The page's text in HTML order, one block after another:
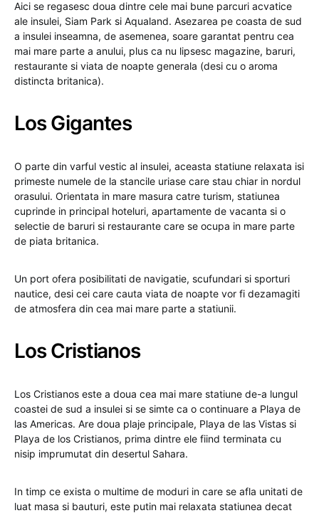
Aici se regasesc doua dintre cele mai bune parcuri acvatice
ale insulei, Siam Park si Aqualand. Asezarea pe coasta de sud
a insulei inseamna, de asemenea, soare garantat pentru cea
mai mare parte a anului, plus ca nu lipsesc magazine, baruri,
restaurante si viata de noapte generala (desi cu o aroma
distincta britanica).
Los Gigantes
O parte din varful vestic al insulei, aceasta statiune relaxata isi
primeste numele de la stancile uriase care stau chiar in nordul
orasului. Orientata in mare masura catre turism, statiunea
cuprinde in principal hoteluri, apartamente de vacanta si o
selectie de baruri si restaurante care se ocupa in mare parte
de piata britanica.
Un port ofera posibilitati de navigatie, scufundari si sporturi
nautice, desi cei care cauta viata de noapte vor fi dezamagiti
de atmosfera din cea mai mare parte a statiunii.
Los Cristianos
Los Cristianos este a doua cea mai mare statiune de-a lungul
coastei de sud a insulei si se simte ca o continuare a Playa de
las Americas. Are doua plaje principale, Playa de las Vistas si
Playa de los Cristianos, prima dintre ele fiind terminata cu
nisip imprumutat din desertul Sahara.
In timp ce exista o multime de moduri in care se afla unitati de
luat masa si bauturi, este putin mai relaxata statiunea decat